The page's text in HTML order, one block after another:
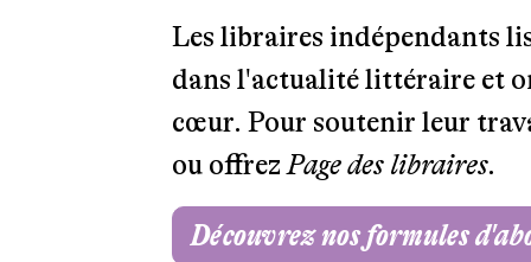
Les libraires indépendants
dans l'actualité littéraire et
cœur. Pour soutenir leur
ou offrezPage des libraires.
Découvrez nos formules